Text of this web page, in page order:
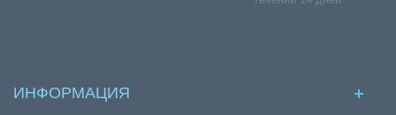
ИНФОРМАЦИЯ